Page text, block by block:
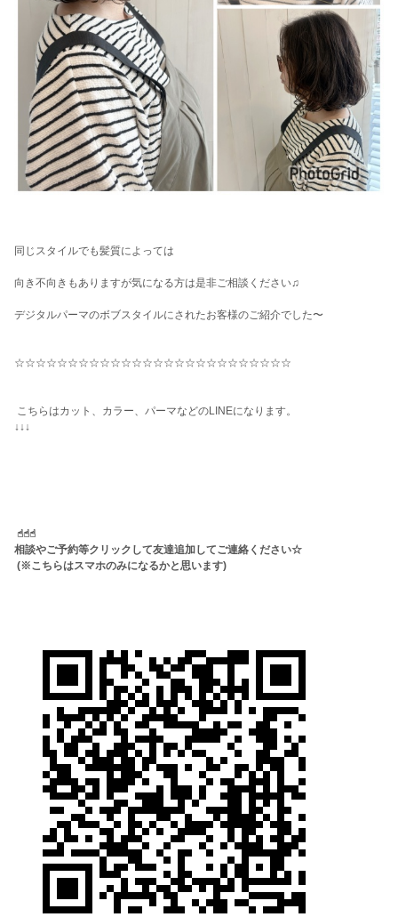
同じスタイルでも髪質によっては
向き不向きもありますが気になる方は是非ご相談ください♫
デジタルパーマのボブスタイルにされたお客様のご紹介でした〜
☆☆☆☆☆☆☆☆☆☆☆☆☆☆☆☆☆☆☆☆☆☆☆☆☆☆
こちらはカット、カラー、パーマなどのLINEになります。
↓↓↓
☝︎☝︎☝︎
相談やご予約等クリックして友達追加してご連絡ください☆
(※こちらはスマホのみになるかと思います)